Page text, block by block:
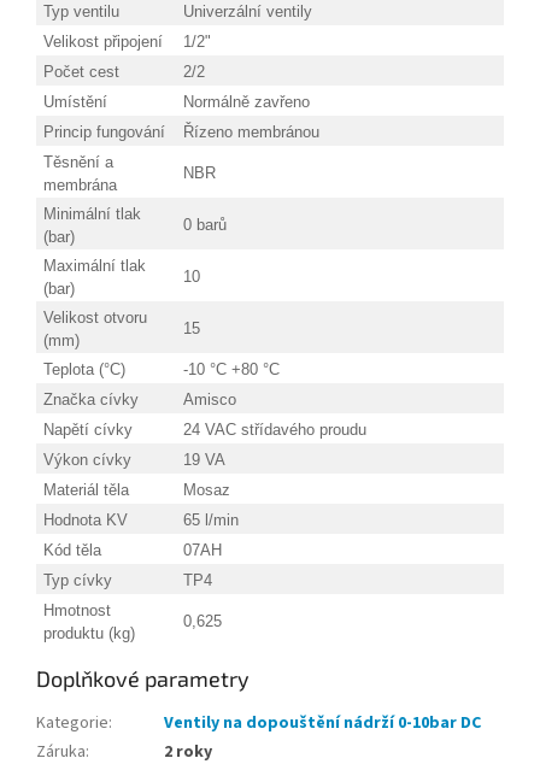
Typ ventilu
Univerzální ventily
Velikost připojení
1/2"
Počet cest
2/2
Umístění
Normálně zavřeno
Princip fungování
Řízeno membránou
Těsnění a
membrána
NBR
Minimální tlak
(bar)
0 barů
Maximální tlak
(bar)
10
Velikost otvoru
(mm)
15
Teplota (°C)
-10 °C +80 °C
Značka cívky
Amisco
Napětí cívky
24 VAC střídavého proudu
Výkon cívky
19 VA
Materiál těla
Mosaz
Hodnota KV
65 l/min
Kód těla
07AH
Typ cívky
TP4
Hmotnost
produktu (kg)
0,625
Doplňkové parametry
Kategorie:
Ventily na dopouštění nádrží 0-10bar DC
Záruka: 2 roky